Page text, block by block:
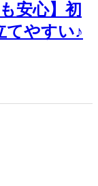
安心】初
てやすい♪